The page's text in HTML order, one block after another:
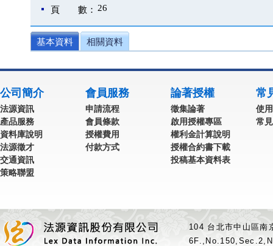
頁 數： 26
基本資料 相關資料
公司簡介
法源資訊
產品服務
資料庫說明
法源徵才
交通資訊
策略聯盟
會員服務
申請流程
會員條款
授權費用
付款方式
論著授權
徵集論著
啟用授權專區
權利金計算說明
授權合約書下載
投稿基本資料表
常
使
常
104 台北市中山區